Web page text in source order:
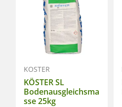
KÖSTER
KÖSTER SL
Bodenausgleichsma
sse 25kg